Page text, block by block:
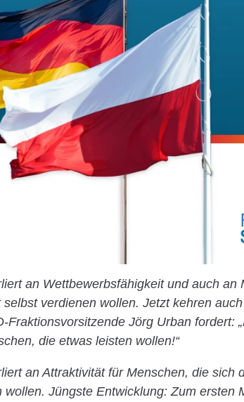
an Wettbewerbsfähigkeit und auch an
verdienen wollen. Jetzt kehren
Fraktionsvorsitzende Jörg Urban fordert:
die etwas leisten wollen!“
an Attraktivität für Menschen, die sich
wollen. Jüngste Entwicklung: Zum ersten